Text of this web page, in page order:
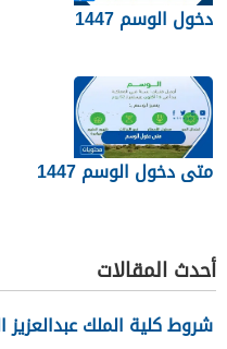
دخول الوسم 1447
متى دخول الوسم 1447
أحدث المقالات
شروط كلية الملك عبدالعزيز